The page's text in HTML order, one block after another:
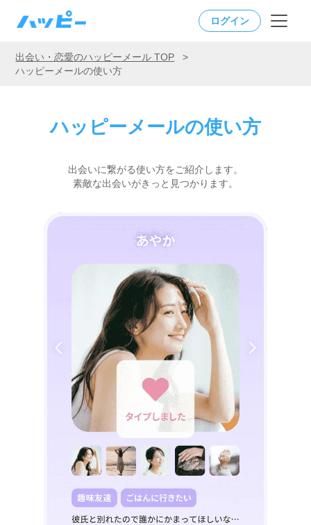
ログイン
出会い・恋愛のハッピーメール TOP
>
ハッピーメールの使い方
ハッピーメールの使い方
出会いに繋がる使い方をご紹介します。
素敵な出会いがきっと見つかります。